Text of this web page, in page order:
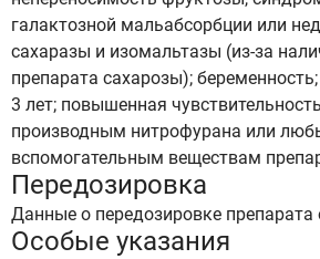
галактозной мальабсорбции или
сахаразы и изомальтазы (из-за
препарата сахарозы);
3 лет; повышенная
производным нитрофурана или
вспомогательным веществам
Передозировка
Данные о передозировке препарата
Особые указания